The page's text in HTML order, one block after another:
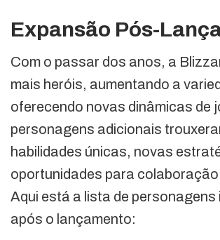
Expansão Pós-
Com o passar dos anos, a
mais heróis, aumentando a
oferecendo novas dinâmicas de
personagens adicionais
habilidades únicas, novas
oportunidades para colaboração
Aqui está a lista de
após o lançamento: